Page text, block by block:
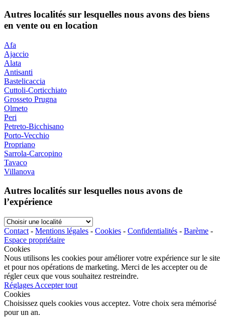
Autres localités sur lesquelles nous avons des biens
en vente ou en location
Afa
Ajaccio
Alata
Antisanti
Bastelicaccia
Cuttoli-Corticchiato
Grosseto Prugna
Olmeto
Peri
Petreto-Bicchisano
Porto-Vecchio
Propriano
Sarrola-Carcopino
Tavaco
Villanova
Autres localités sur lesquelles nous avons de
l’expérience
Choisir
une
localité
Contact - Mentions légales - Cookies - Confidentialités - Barème -
Espace propriétaire
Cookies
Nous utilisons les cookies pour améliorer votre expérience sur le site
et pour nos opérations de marketing. Merci de les accepter ou de
régler ceux que vous souhaitez restreindre.
Réglages Accepter tout
Cookies
Choisissez quels cookies vous acceptez. Votre choix sera mémorisé
pour un an.